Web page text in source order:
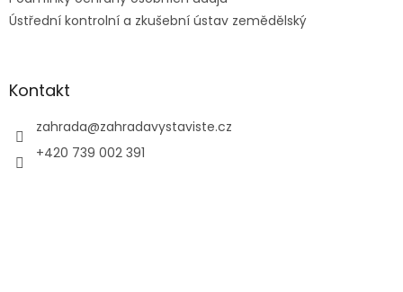
Ústřední kontrolní a zkušební ústav zemědělský
Kontakt
zahrada@zahradavystaviste.cz
+420 739 002 391